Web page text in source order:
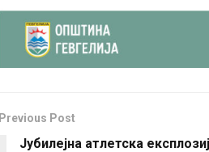
Previous Post
Јубилејна атлетска